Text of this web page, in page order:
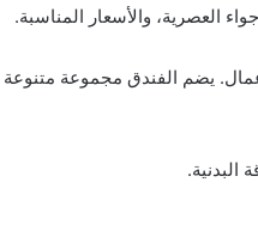
العصرية، والأسعار المناسبة.
يضم الفندق مجموعة
البدنية.